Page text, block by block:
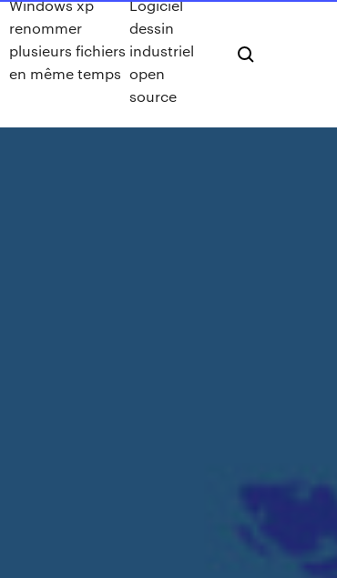
Windows xp
renommer
plusieurs fichiers
en même temps
Logiciel
dessin
industriel
open
source